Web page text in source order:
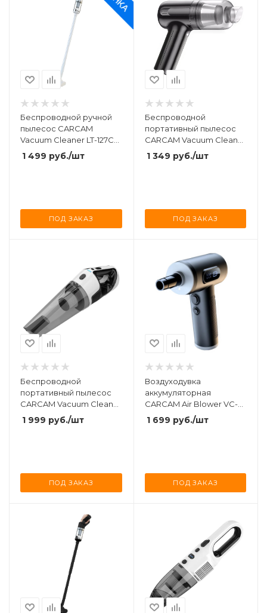
Беспроводной ручной
пылесос CARCAM
Vacuum Cleaner LT-127C
White
1 499 руб./шт
ПОД ЗАКАЗ
Беспроводной
портативный пылесос
CARCAM Vacuum Cleaner
LT-125 Black
1 349 руб./шт
ПОД ЗАКАЗ
Беспроводной
портативный пылесос
CARCAM Vacuum Cleaner
DW-189
1 999 руб./шт
ПОД ЗАКАЗ
Воздуходувка
аккумуляторная
CARCAM Air Blower VC-
018
1 699 руб./шт
ПОД ЗАКАЗ